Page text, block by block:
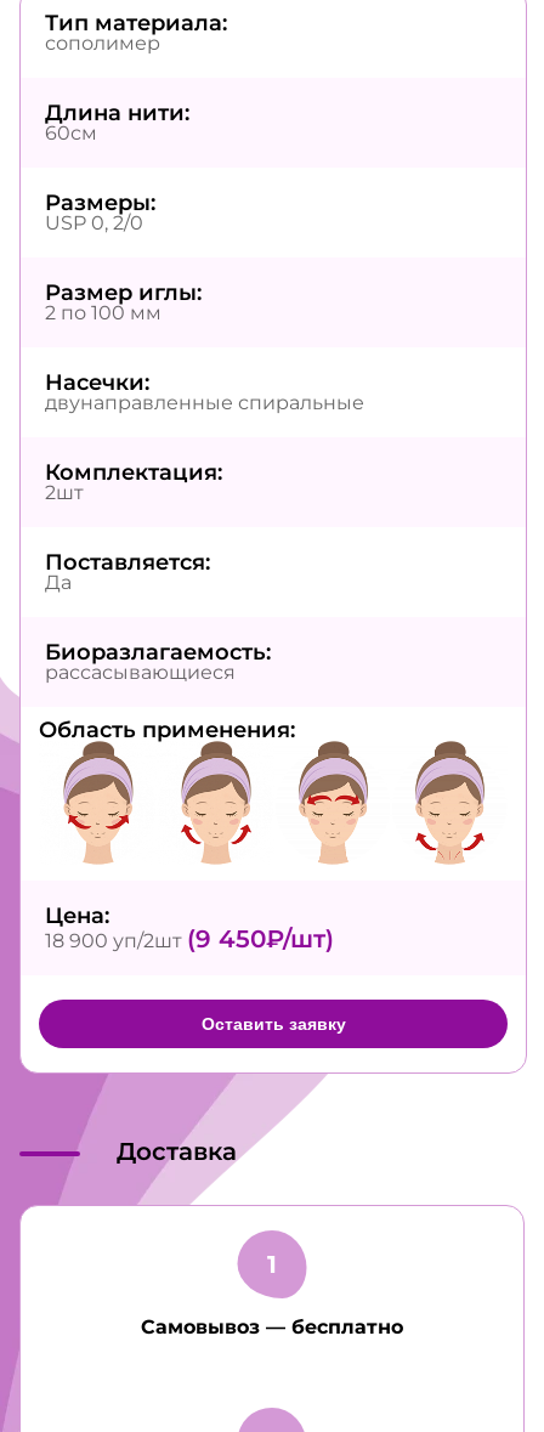
Тип материала:
сополимер
Длина нити:
60см
Размеры:
USP 0, 2/0
Размер иглы:
2 по 100 мм
Насечки:
двунаправленные спиральные
Комплектация:
2шт
Поставляется:
Да
Биоразлагаемость:
рассасывающиеся
Область применения:
Цена:
18 900 уп/2шт (9 450₽/шт)
Оставить заявку
Доставка
Cамовывоз — бесплатно